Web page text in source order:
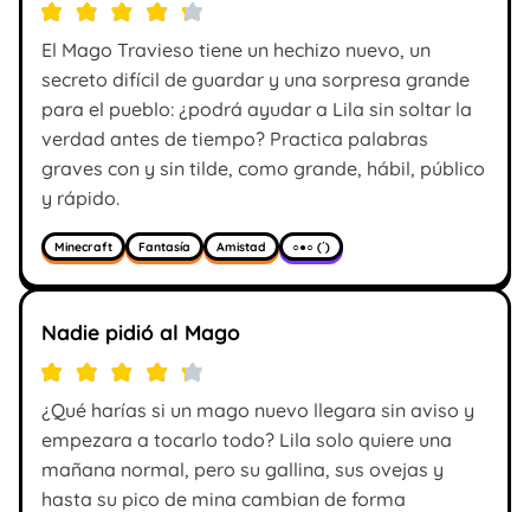
El Mago Travieso tiene un hechizo nuevo, un
secreto difícil de guardar y una sorpresa grande
para el pueblo: ¿podrá ayudar a Lila sin soltar la
verdad antes de tiempo? Practica palabras
graves con y sin tilde, como grande, hábil, público
y rápido.
Minecraft Fantasía Amistad ○●○ (´)
Nadie pidió al Mago
¿Qué harías si un mago nuevo llegara sin aviso y
empezara a tocarlo todo? Lila solo quiere una
mañana normal, pero su gallina, sus ovejas y
hasta su pico de mina cambian de forma